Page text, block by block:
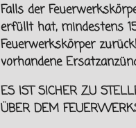
Falls der
erfüllt hat, mindestens
Feuerwerkskörper
vorhandene
ES IST SICHER ZU
ÜBER DEM